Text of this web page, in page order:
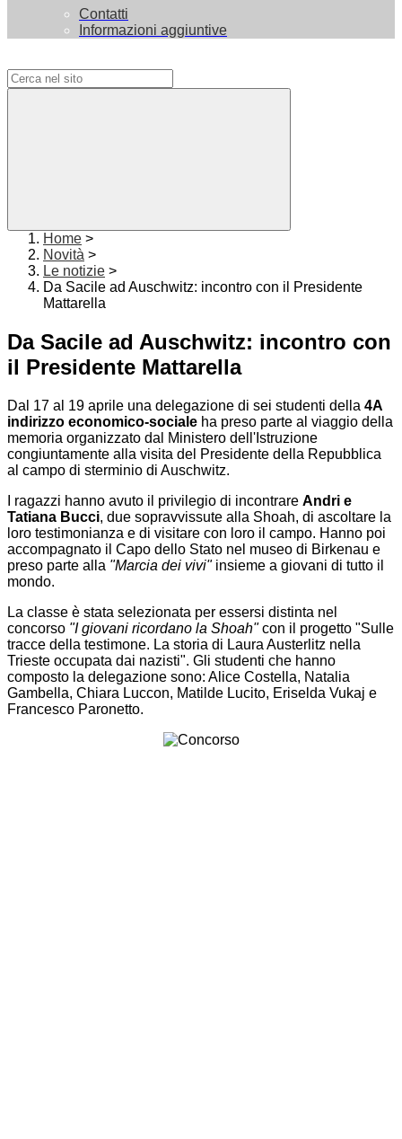
Contatti
Informazioni aggiuntive
Home >
Novità >
Le notizie >
Da Sacile ad Auschwitz: incontro con il Presidente
Mattarella
Da Sacile ad Auschwitz: incontro con
il Presidente Mattarella
Dal 17 al 19 aprile una delegazione di sei studenti della 4A
indirizzo economico-sociale ha preso parte al viaggio della
memoria organizzato dal Ministero dell'Istruzione
congiuntamente alla visita del Presidente della Repubblica
al campo di sterminio di Auschwitz.
I ragazzi hanno avuto il privilegio di incontrare Andri e
Tatiana Bucci, due sopravvissute alla Shoah, di ascoltare la
loro testimonianza e di visitare con loro il campo. Hanno poi
accompagnato il Capo dello Stato nel museo di Birkenau e
preso parte alla "Marcia dei vivi"insieme a giovani di tutto il
mondo.
La classe è stata selezionata per essersi distinta nel
concorso "I giovani ricordano la Shoah"con il progetto "Sulle
tracce della testimone. La storia di Laura Austerlitz nella
Trieste occupata dai nazisti". Gli studenti che hanno
composto la delegazione sono: Alice Costella, Natalia
Gambella, Chiara Luccon, Matilde Lucito, Eriselda Vukaj e
Francesco Paronetto.